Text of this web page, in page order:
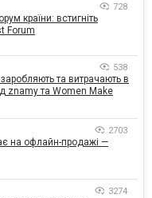
728
країни: встигніть
Forum
538
та витрачають в
znamy та Women Make
2703
на офлайн-продажі —
3274